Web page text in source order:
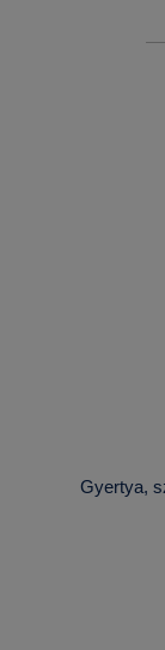
Gyertya,